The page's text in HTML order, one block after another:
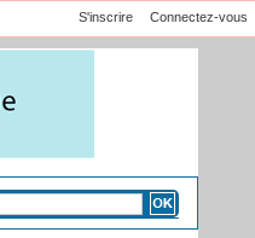
Connectez-vous
S'inscrire
clandestin à la frontière